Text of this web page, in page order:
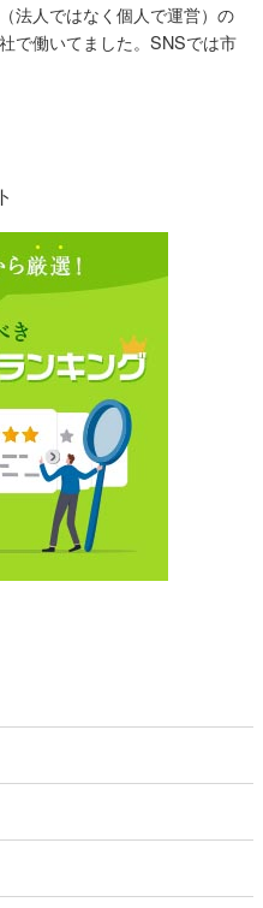
法人ではなく個人で運営）の
で働いてました。SNSでは市